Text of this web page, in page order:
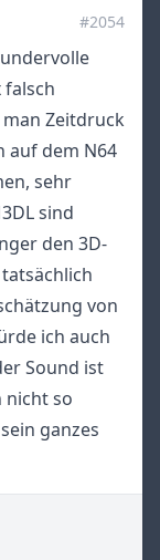
#2054
falsch
Zeitdruck
auf dem N64
sehr
sind
den 3D-
von
ich auch
Sound ist
nicht so
ganzes